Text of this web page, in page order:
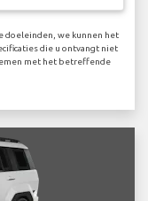
doeleinden, we kunnen het
die u ontvangt niet
met het betreffende